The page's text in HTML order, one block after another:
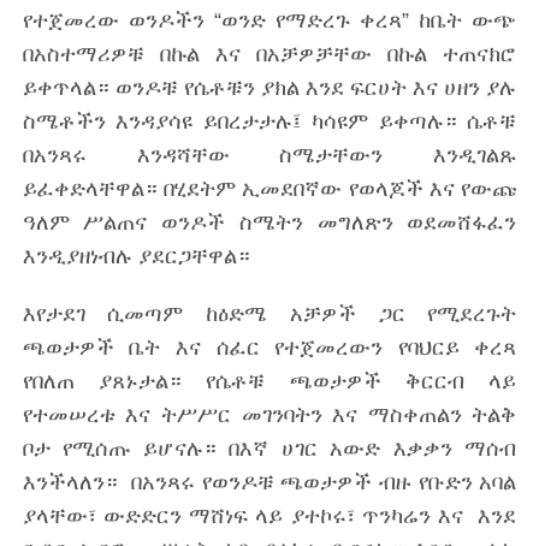
የተጀመረው ወንዶችን “ወንድ የማድረጉ ቀረጻ” ከቤት ውጭ
በአስተማሪዎቹ በኩል እና በአቻዎቻቸው በኩል ተጠናክሮ
ይቀጥላል። ወንዶቹ የሴቶቹን ያክል እንደ ፍርሀት እና ሀዘን ያሉ
ስሜቶችን እንዳያሳዩ ይበረታታሉ፤ ካሳዩም ይቀጣሉ። ሴቶቹ
በአንጻሩ እንዳሻቸው ስሜታቸውን እንዲገልጹ
ይፈቀድላቸዋል። በሂደትም ኢመደበኛው የወላጆች እና የውጩ
ዓለም ሥልጠና ወንዶች ስሜትን መግለጽን ወደመሸፋፈን
እንዲያዘነብሉ ያደርጋቸዋል።
እየታደገ ሲመጣም ከዕድሜ አቻዎች ጋር የሚደረጉት
ጫወታዎች ቤት እና ሰፈር የተጀመረውን የባህርይ ቀረጻ
የበለጠ ያጸኑታል። የሴቶቹ ጫወታዎች ቅርርብ ላይ
የተመሠረቱ እና ትሥሥር መገንባትን እና ማስቀጠልን ትልቅ
ቦታ የሚሰጡ ይሆናሉ። በእኛ ሀገር አውድ እቃቃን ማሰብ
እንችላለን። በአንጻሩ የወንዶቹ ጫወታዎች ብዙ የቡድን አባል
ያላቸው፣ ውድድርን ማሸነፍ ላይ ያተኮሩ፣ ጥንካሬን እና እንደ